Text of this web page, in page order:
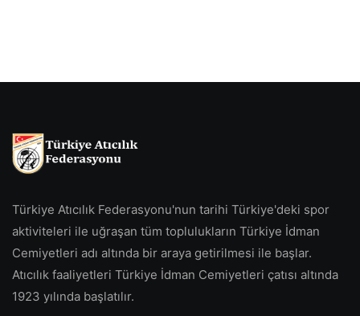
Türkiye Atıcılık Federasyonu'nun tarihi Türkiye'deki spor
aktiviteleri ile uğraşan tüm toplulukların Türkiye İdman
Cemiyetleri adı altında bir araya getirilmesi ile başlar.
Atıcılık faaliyetleri Türkiye İdman Cemiyetleri çatısı altında
1923 yılında başlatılır.